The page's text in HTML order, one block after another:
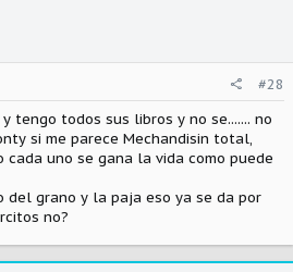
#28
tengo todos sus libros y no se....... no
si me parece Mechandisin total,
cada uno se gana la vida como puede
del grano y la paja eso ya se da por
no?